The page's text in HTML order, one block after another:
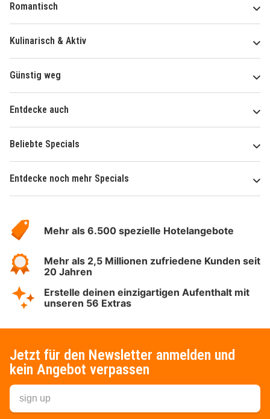
Romantisch
Kulinarisch & Aktiv
Günstig weg
Entdecke auch
Beliebte Specials
Entdecke noch mehr Specials
Hotelspecials
Mehr als 6.500 spezielle Hotelangebote
Mehr als 2,5 Millionen zufriedene Kunden seit
20 Jahren
Erstelle deinen einzigartigen Aufenthalt mit
unseren 56 Extras
Jetzt für den Newsletter anmelden und
kein Angebot verpassen